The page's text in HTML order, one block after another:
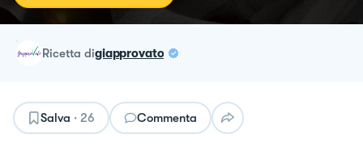
ricetta digiapprovato
Salva · 26 Commenta